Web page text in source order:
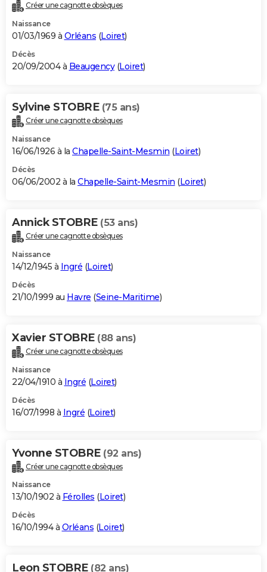
Créer une cagnotte obsèques
Naissance
01/03/1969 à Orléans (Loiret)
Décès
20/09/2004 à Beaugency(Loiret)
Sylvine STOBRE (75 ans)
Créer une cagnotte obsèques
Naissance
16/06/1926 à la Chapelle-Saint-Mesmin (Loiret)
Décès
06/06/2002 à la Chapelle-Saint-Mesmin (Loiret)
Annick STOBRE (53 ans)
Créer une cagnotte obsèques
Naissance
14/12/1945 à Ingré (Loiret)
Décès
21/10/1999 au Havre (Seine-Maritime)
Xavier STOBRE (88 ans)
Créer une cagnotte obsèques
Naissance
22/04/1910 à Ingré (Loiret)
Décès
16/07/1998 à Ingré (Loiret)
Yvonne STOBRE (92 ans)
Créer une cagnotte obsèques
Naissance
13/10/1902 à Férolles (Loiret)
Décès
16/10/1994 à Orléans (Loiret)
Leon STOBRE (82 ans)